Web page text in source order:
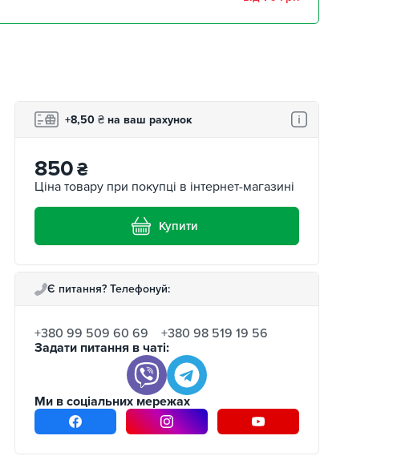
+8,50 ₴ на ваш рахунок
850₴
Ціна товару при покупці в інтернет-магазині
Купити
Є питання? Телефонуй:
+380 99 509 60 69
+380 98 519 19 56
Задати питання в чаті:
Ми в соціальних мережах